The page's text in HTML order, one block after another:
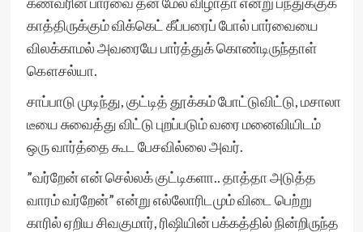
காத்திருக்கும் விக்கெட் கீப்பரைப் போல் பார்வையை
விலக்காமல் அவரையே பார்த்துக் கொண்டிருந்தாள்
கௌசல்யா.
சாப்பாடு முடிந்து, குட்டித் தூக்கம் போட்டுவிட்டு, மசாலா
டீயை சுவைத்து விட்டு புறப்படும் வரை மனைவியிடம்
ஒரு வார்த்தை கூட பேசவில்லை அவர்.
”வர்றேன் என் செல்லக் குட்டிகளா.. தாத்தா அடுத்த
வாரம் வர்றேன்” என்று எல்லோரிடமும் விடை பெற்று
காரில் ஏறிய சிவகுமார், ரிஷியின் பக்கத்தில் நின்றிருந்த